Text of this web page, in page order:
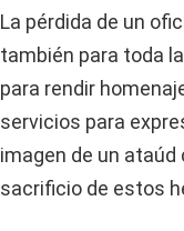
La pérdida de un
también para toda
para rendir
servicios para
imagen de un ataúd
sacrificio de estos